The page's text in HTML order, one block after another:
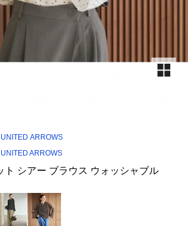
ARROWS
ARROWS
ト シアー ブラウス ウォッシャブル